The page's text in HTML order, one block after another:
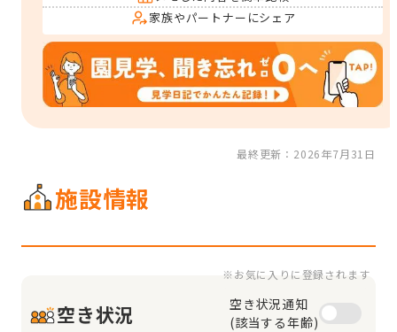
家族やパートナーにシェア
最終更新：2026年7月31日
施設情報
空き状況
※お気に入りに登録されます
空き状況通知
(該当する年齢)